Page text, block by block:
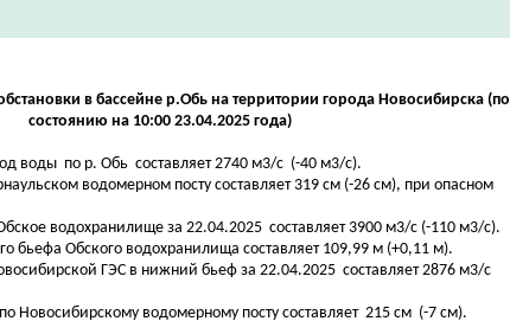
в бассейне р.Обь на территории города Новосибирска (по
состоянию на 10:00 23.04.2025 года)
воды по р. Обь составляет 2740 м3/с (-40 м3/с).
водомерном посту составляет 319 см (-26 см), при опасном
водохранилище за 22.04.2025 составляет 3900 м3/с (-110 м3/с).
бьефа Обского водохранилища составляет 109,99 м (+0,11 м).
ГЭС в нижний бьеф за 22.04.2025 составляет 2876 м3/с
Новосибирскому водомерному посту составляет 215 см (-7 см).